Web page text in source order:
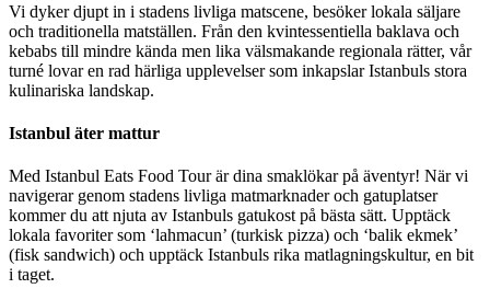
Vi dyker djupt in i stadens livliga matscene, besöker lokala säljare
och traditionella matställen. Från den kvintessentiella baklava och
kebabs till mindre kända men lika välsmakande regionala rätter, vår
turné lovar en rad härliga upplevelser som inkapslar Istanbuls stora
kulinariska landskap.
Istanbul äter mattur
Med Istanbul Eats Food Tour är dina smaklökar på äventyr! När vi
navigerar genom stadens livliga matmarknader och gatuplatser
kommer du att njuta av Istanbuls gatukost på bästa sätt. Upptäck
lokala favoriter som ‘lahmacun’ (turkisk pizza) och ‘balik ekmek’
(fisk sandwich) och upptäck Istanbuls rika matlagningskultur, en bit
i taget.